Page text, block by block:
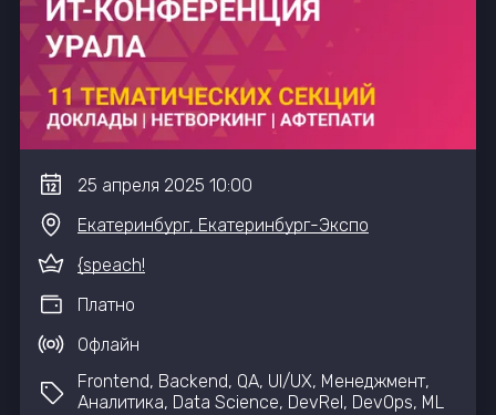
25 апреля 2025 10:00
Екатеринбург, Екатеринбург-Экспо
{speach!
Платно
Офлайн
Frontend, Backend, QA, UI/UX, Менеджмент,
Аналитика, Data Science, DevRel, DevOps, ML